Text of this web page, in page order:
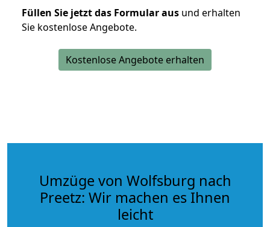
Füllen Sie jetzt das Formular aus und erhalten
Sie kostenlose Angebote.
Kostenlose Angebote erhalten
Umzüge von Wolfsburg nach
Preetz: Wir machen es Ihnen
leicht